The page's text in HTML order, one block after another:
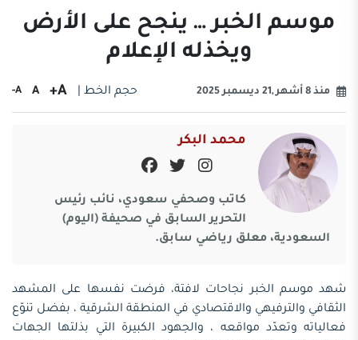
موسم الخبر … ينجح على الأرض
ويخذله الإعلام
منذ 8 أشهر ,21 ديسمبر 2025 حجم الخط | A+
A
A-
محمد البكر
كاتب وصحفي سعودي، نائب رئيس
التحرير السابق في صحيفة (اليوم)
السعودية، معلق رياضي سابق.
شهد موسم الخبر نجاحات لافتة، فرضت نفسها على المشهد
الثقافي والترفيهي والاقتصادي في المنطقة الشرقية ، بفضل تنوّع
فعالياته وتعدّد مواقعه ، والجهود الكبيرة التي بذلتها الجهات